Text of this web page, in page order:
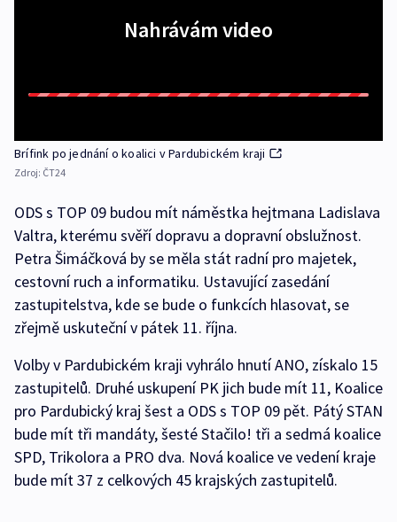
Nahrávám video
Brífink po jednání o koalici v Pardubickém kraji
Zdroj: ČT24
ODS s TOP 09 budou mít náměstka hejtmana Ladislava
Valtra, kterému svěří dopravu a dopravní obslužnost.
Petra Šimáčková by se měla stát radní pro majetek,
cestovní ruch a informatiku. Ustavující zasedání
zastupitelstva, kde se bude o funkcích hlasovat, se
zřejmě uskuteční v pátek 11. října.
Volby v Pardubickém kraji vyhrálo hnutí ANO, získalo 15
zastupitelů. Druhé uskupení PK jich bude mít 11, Koalice
pro Pardubický kraj šest a ODS s TOP 09 pět. Pátý STAN
bude mít tři mandáty, šesté Stačilo! tři a sedmá koalice
SPD, Trikolora a PRO dva. Nová koalice ve vedení kraje
bude mít 37 z celkových 45 krajských zastupitelů.